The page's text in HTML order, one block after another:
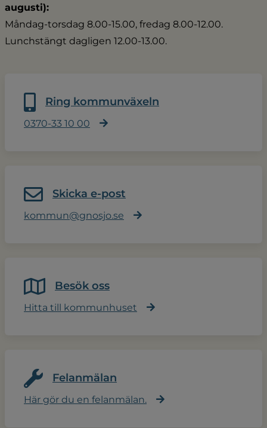
augusti):
Måndag-torsdag 8.00-15.00, fredag 8.00-12.00.
Lunchstängt dagligen 12.00-13.00.
Ring kommunväxeln
0370-33 10 00
Skicka e-post
kommun@gnosjo.se
Besök oss
Hitta till kommunhuset
Felanmälan
Här gör du en felanmälan.